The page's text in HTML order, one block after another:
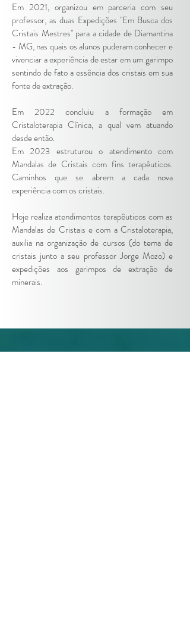
Em 2021, organizou em parceria com seu
professor, as duas Expedições "Em Busca dos
Cristais Mestres" para a cidade de Diamantina
- MG, nas quais os alunos puderam conhecer e
vivenciar a experiência de estar em um garimpo
sentindo de fato a essência dos cristais em sua
fonte de extração.
Em 2022 concluiu a formação em
Cristaloterapia Clínica, a qual vem atuando
desde então.
Em 2023 estruturou o atendimento com
Mandalas de Cristais com fins terapêuticos.
Caminhos que se abrem a cada nova
experiência com os cristais.
Hoje realiza atendimentos terapêuticos com as
Mandalas de Cristais e com a Cristaloterapia,
auxilia na organização de cursos (do tema de
cristais junto a seu professor Jorge Mozo) e
expedições aos garimpos de extração de
minerais.